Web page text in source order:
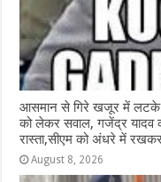
आसमान से गिरे खजूर में लटके
को लेकर सवाल, गजेंद्र यादव
रास्ता,सीएम को अंधरे में
August 8, 2026